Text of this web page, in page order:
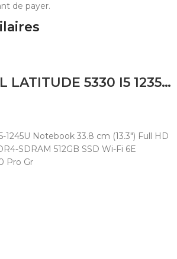
de payer.
LAPTOP DELL LATITUDE 5330 I5 1235U 16GB
1245U Notebook 33.8 cm (13.3") Full HD
SDRAM 512GB SSD Wi-Fi 6E
Pro Gr